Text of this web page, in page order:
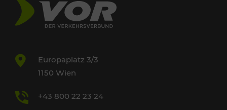
Europaplatz 3/3
1150 Wien
+43 800 22 23 24